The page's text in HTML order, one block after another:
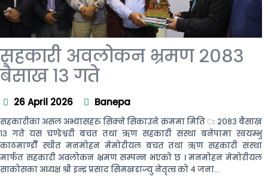
सहकारी अवलोकन भ्रमण २०८३
बैसाख १३ गते
26 April 2026 Banepa
सहकारीका असल अभ्यासहरु सिक्ने सिकाउने क्रममा मिति ः २०८३ बैसाख
१३ गते यस चण्डेश्वरी बचत तथा ऋण सहकारी संस्था बनेपामा स्वयम्भु
काठमाण्डौँ स्थीत मनमोहन मेमोरीयल बचत तथा ऋण सहकारी संस्था
मार्फत सहकारी अवलोकन भ्रमण सम्पन्न भएको छ । मनमोहन मेमोरीयल
साकोसका अध्यक्ष श्री इन्द्र प्रसाद सिमखडाज्यु नेतृत्व को ४ जना...